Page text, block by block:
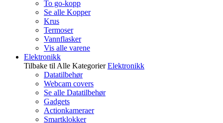
To go-kopp
Se alle Kopper
Krus
Termoser
Vannflasker
Vis alle varene
Elektronikk
Tilbake til Alle Kategorier Elektronikk
Datatilbehør
Webcam covers
Se alle Datatilbehør
Gadgets
Actionkameraer
Smartklokker